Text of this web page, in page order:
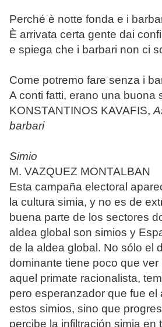
Perché è notte fonda e i
È arrivata certa gente dai
e spiega che i barbari non ci
Come potremo fare senza i
A conti fatti, erano una buona
KONSTANTINOS KAVAFIS,
barbari
Simio
M. VAZQUEZ MONTALBAN
Esta campaña electoral
la cultura simia, y no es de
buena parte de los sectores
aldea global son simios y
de la aldea global. No sólo el
dominante tiene poco que ver
aquel primate racionalista,
pero esperanzador que fue el
estos simios, sino que
percibe la infiltración simia en